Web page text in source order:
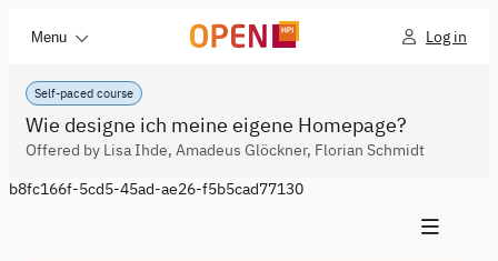
Menu Log in
Self-paced course
Wie designe ich meine eigene Homepage?
Offered by Lisa Ihde, Amadeus Glöckner, Florian Schmidt
b8fc166f-5cd5-45ad-ae26-f5b5cad77130